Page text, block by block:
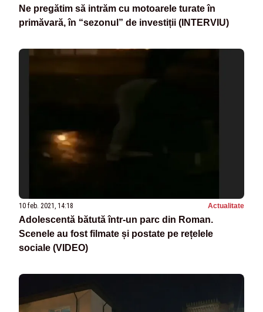
Ne pregătim să intrăm cu motoarele turate în
primăvară, în “sezonul” de investiții (INTERVIU)
10 feb. 2021, 14:18 Actualitate
Adolescentă bătută într-un parc din Roman.
Scenele au fost filmate și postate pe rețelele
sociale (VIDEO)